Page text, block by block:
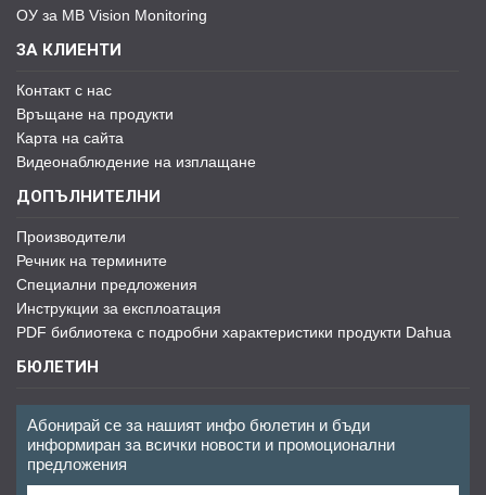
ОУ за MB Vision Monitoring
ЗА КЛИЕНТИ
Контакт с нас
Връщане на продукти
Карта на сайта
Видеонаблюдение на изплащане
ДОПЪЛНИТЕЛНИ
Производители
Речник на термините
Специални предложения
Инструкции за експлоатация
PDF библиотека с подробни характеристики продукти Dahua
БЮЛЕТИН
Абонирай се за нашият инфо бюлетин и бъди
информиран за всички новости и промоционални
предложения